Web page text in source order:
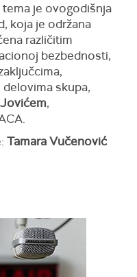
je ovogodišnja
koja je održana
različitim
bezbednosti,
skupa,
,
Tamara Vučenović